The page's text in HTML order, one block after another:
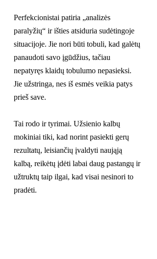
Perfekcionistai patiria „analizės
paralyžių“ ir išties atsiduria sudėtingoje
situacijoje. Jie nori būti tobuli, kad galėtų
panaudoti savo įgūdžius, tačiau
nepatyręs klaidų tobulumo nepasieksi.
Jie užstringa, nes iš esmės veikia patys
prieš save.
Tai rodo ir tyrimai. Užsienio kalbų
mokiniai tiki, kad norint pasiekti gerų
rezultatų, leisiančių įvaldyti naująją
kalbą, reikėtų įdėti labai daug pastangų ir
užtruktų taip ilgai, kad visai nesinori to
pradėti.